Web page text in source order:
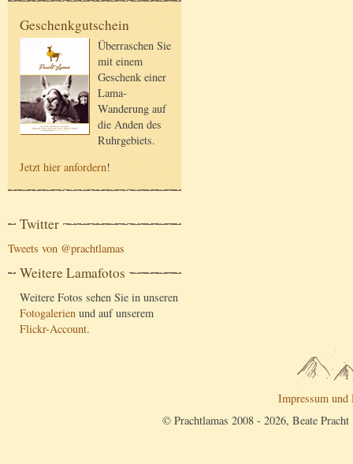
Geschenkgutschein
Überraschen Sie
mit einem
Geschenk einer
Lama-
Wanderung auf
die Anden des
Ruhrgebiets.
Jetzt hier anfordern!
Twitter
Tweets von @prachtlamas
Weitere Lamafotos
Weitere Fotos sehen Sie in unseren
Fotogalerien und auf unserem
Flickr-Account.
Impressum und
© Prachtlamas 2008 - 2026, Beate Pracht